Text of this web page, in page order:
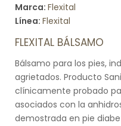
Marca: Flexital
Línea: Flexital
FLEXITAL BÁLSAMO
Bálsamo para los pies,
agrietados. Producto
clínicamente probado
asociados con la
demostrada en pie